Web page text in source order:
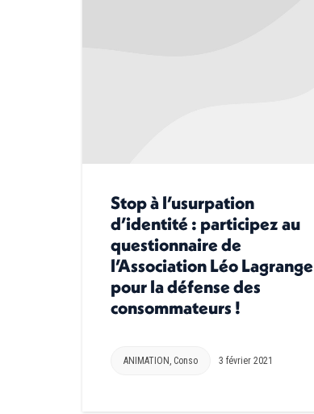
Stop à l’usurpation
d’identité : participez au
questionnaire de
l’Association Léo Lagrange
pour la défense des
consommateurs !
ANIMATION , Conso 3 février 2021